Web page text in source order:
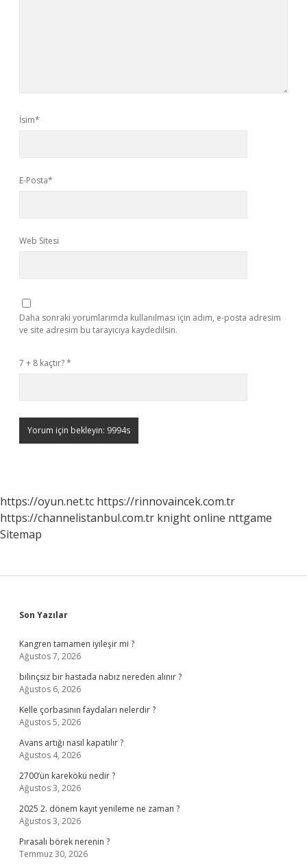
İsim*
E-Posta*
Web Sitesi
Daha sonraki yorumlarımda kullanılması için adım, e-posta adresim
ve site adresim bu tarayıcıya kaydedilsin.
7 + 8 kaçtır?*
https://oyun.net.tc https://rinnovaincek.com.tr
https://channelistanbul.com.tr knight online nttgame
Sitemap
Sidebar
Son Yazılar
Kangren tamamen iyileşir mi ?
Ağustos 7, 2026
bilinçsiz bir hastada nabız nereden alınır ?
Ağustos 6, 2026
Kelle çorbasının faydaları nelerdir ?
Ağustos 5, 2026
Avans artığı nasıl kapatılır ?
Ağustos 4, 2026
2700’ün karekökü nedir ?
Ağustos 3, 2026
2025 2. dönem kayıt yenileme ne zaman ?
Ağustos 3, 2026
Pırasalı börek nerenin ?
Temmuz 30, 2026